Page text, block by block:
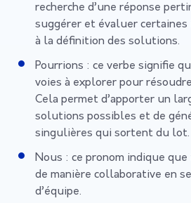
recherche d’une réponse
suggérer et évaluer certaines
à la définition des solutions.
Pourrions : ce verbe signifie
voies à explorer pour
Cela permet d’apporter un
solutions possibles et de
singulières qui sortent du lot.
Nous : ce pronom indique
de manière collaborative en
d’équipe.